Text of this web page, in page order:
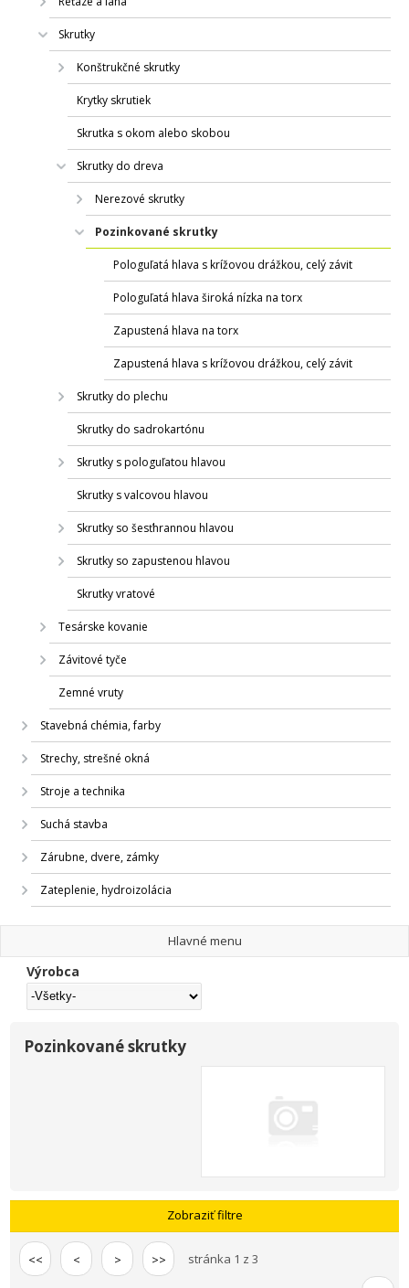
Skrutky
Konštrukčné skrutky
Krytky skrutiek
Skrutka s okom alebo skobou
Skrutky do dreva
Nerezové skrutky
Pozinkované skrutky
Pologuľatá hlava s krížovou drážkou, celý závit
Pologuľatá hlava široká nízka na torx
Zapustená hlava na torx
Zapustená hlava s krížovou drážkou, celý závit
Skrutky do plechu
Skrutky do sadrokartónu
Skrutky s pologuľatou hlavou
Skrutky s valcovou hlavou
Skrutky so šesťhrannou hlavou
Skrutky so zapustenou hlavou
Skrutky vratové
Tesárske kovanie
Závitové tyče
Zemné vruty
Stavebná chémia, farby
Strechy, strešné okná
Stroje a technika
Suchá stavba
Zárubne, dvere, zámky
Zateplenie, hydroizolácia
Hlavné menu
Výrobca
Pozinkované skrutky
Zobraziť filtre
<< < > >> stránka 1 z 3